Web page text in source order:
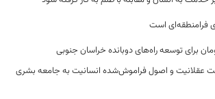
فرامنطقه‌ای است
عقلانیت و اصول فراموش‌شده انسانیت به جامعه بشری